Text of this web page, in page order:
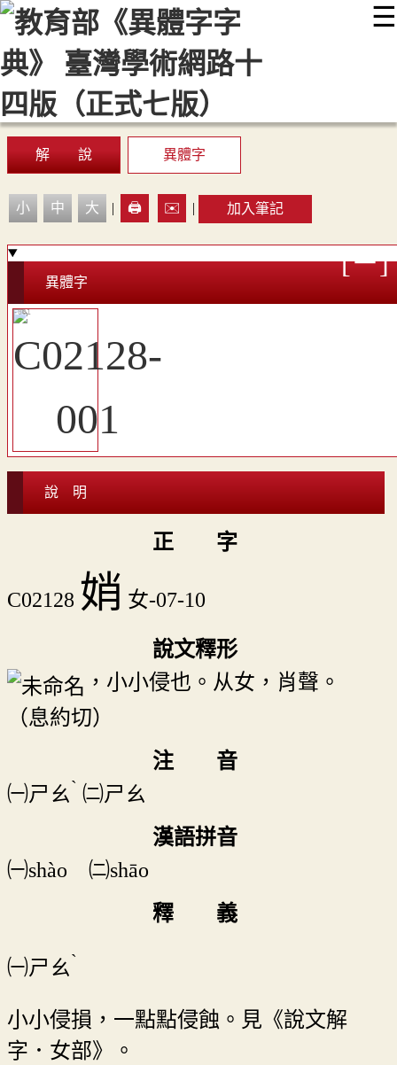
☰
::: 最新消息 常見問題 編輯說明
顯示模式
網站導覽
解 說 異體字
小 中 大 | 🖨️ ✉️ | 加入筆記
異體字
說 明
正 字
C02128 娋 女-07-10
說文釋形
，小小侵也。从女，肖聲。
（息約切）
注 音
㈠ㄕㄠˋ ㈡ㄕㄠ
漢語拼音
㈠shào ㈡shāo
釋 義
㈠ㄕㄠˋ
小小侵損，一點點侵蝕。見《說文解
字．女部》。